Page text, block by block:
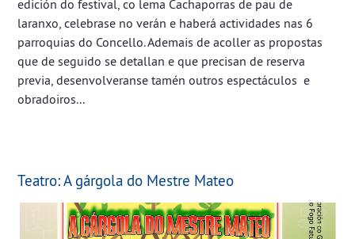
edición do festival, co lema Cachaporras de pau de
laranxo, celebrase no verán e haberá actividades nas 6
parroquias do Concello. Ademais de acoller as propostas
que de seguido se detallan e que precisan de reserva
previa, desenvolveranse tamén outros espectáculos e
obradoiros...
Teatro: A gárgola do Mestre Mateo